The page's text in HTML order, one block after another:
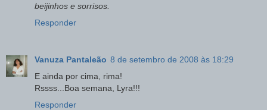
beijinhos e sorrisos.
Responder
Vanuza Pantaleão 8 de setembro de 2008 às 18:29
E ainda por cima, rima!
Rssss...Boa semana, Lyra!!!
Responder